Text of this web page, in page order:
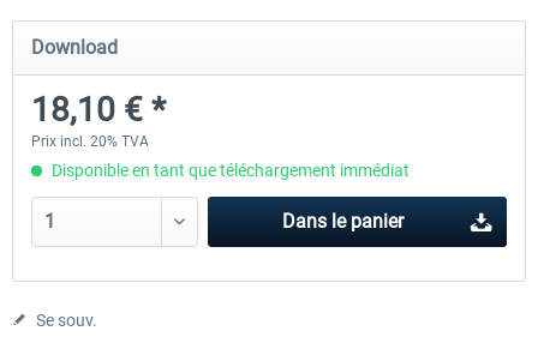
Baku X
24,37 € *
Lukla - Mount Everest Extreme
Download
18,10 € *
Prix incl. 20% TVA
Disponible en tant que téléchargement immédiat
Dans le panier
Se souv.